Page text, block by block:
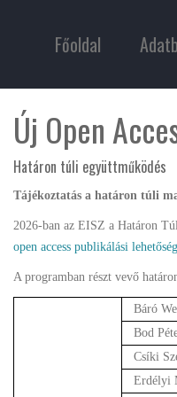
Főoldal
Új Open
Határon túli együttműködés
Tájékoztatás a határon túli
2026-ban az EISZ a Határon
open access publikálási
A programban részt vevő
Báró
Bod
Csíki
Erdélyi